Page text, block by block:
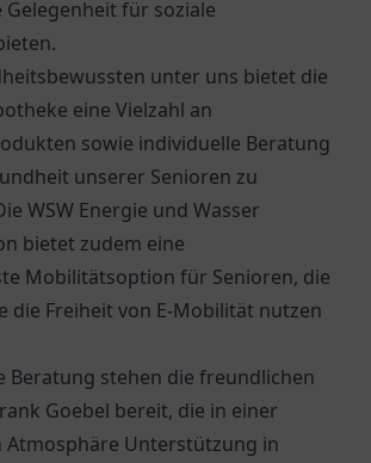
für soziale
unter uns bietet die
eine Vielzahl an
sowie individuelle Beratung
unserer Senioren zu
WSW Energie und Wasser
bietet zudem eine
Mobilitätsoption für Senioren, die
die Freiheit von E-Mobilität nutzen
Beratung stehen die freundlichen
Goebel bereit, die in einer
Atmosphäre Unterstützung in